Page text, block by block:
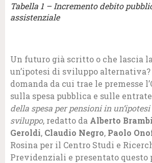
Tabella 1 – Incremento debito
assistenziale
Un futuro già scritto o che lascia
un’ipotesi di sviluppo alternativa?
domanda da cui trae le premesse
sulla spesa pubblica e sulle entrate
della spesa per pensioni in
sviluppo, redatto da Alberto
Geroldi, Claudio Negro, Paolo
Rosina per il Centro Studi e
Previdenziali e presentato questo